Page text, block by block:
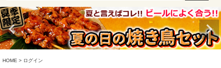
HOME ログイン